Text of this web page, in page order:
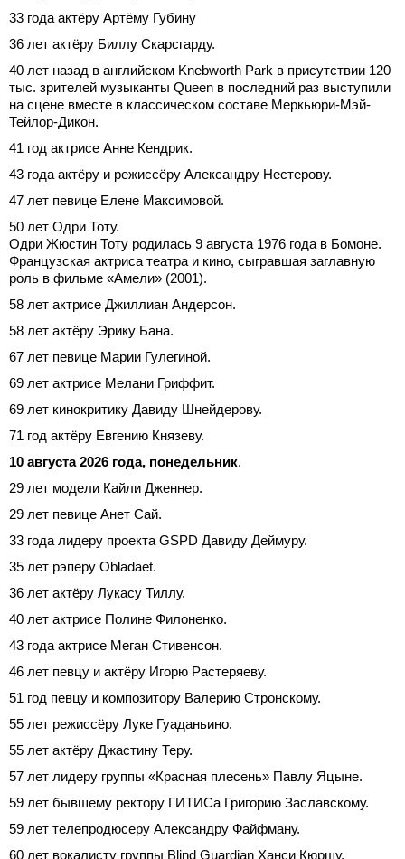
33 года актёру Артёму Губину
36 лет актёру Биллу Скарсгарду.
40 лет назад в английском Knebworth Park в присутствии 120
тыс. зрителей музыканты Queen в последний раз выступили
на сцене вместе в классическом составе Меркьюри-Мэй-
Тейлор-Дикон.
41 год актрисе Анне Кендрик.
43 года актёру и режиссёру Александру Нестерову.
47 лет певице Елене Максимовой.
50 лет Одри Тоту.
Одри Жюстин Тоту родилась 9 августа 1976 года в Бомоне.
Французская актриса театра и кино, сыгравшая заглавную
роль в фильме «Амели» (2001).
58 лет актрисе Джиллиан Андерсон.
58 лет актёру Эрику Бана.
67 лет певице Марии Гулегиной.
69 лет актрисе Мелани Гриффит.
69 лет кинокритику Давиду Шнейдерову.
71 год актёру Евгению Князеву.
10 августа 2026 года, понедельник.
29 лет модели Кайли Дженнер.
29 лет певице Анет Сай.
33 года лидеру проекта GSPD Давиду Деймуру.
35 лет рэперу Obladaet.
36 лет актёру Лукасу Тиллу.
40 лет актрисе Полине Филоненко.
43 года актрисе Меган Стивенсон.
46 лет певцу и актёру Игорю Растеряеву.
51 год певцу и композитору Валерию Стронскому.
55 лет режиссёру Луке Гуаданьино.
55 лет актёру Джастину Теру.
57 лет лидеру группы «Красная плесень» Павлу Яцыне.
59 лет бывшему ректору ГИТИСа Григорию Заславскому.
59 лет телепродюсеру Александру Файфману.
60 лет вокалисту группы Blind Guardian Ханси Кюршу.